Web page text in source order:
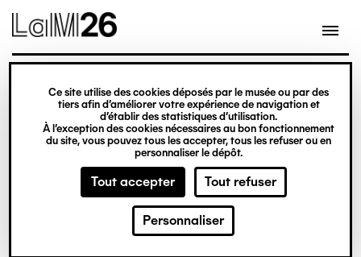
Gestion des cookies
Ce site utilise des cookies déposés par le musée ou par des
tiers afin d’améliorer votre expérience de navigation et
d’établir des statistiques d’utilisation.
À l’exception des cookies nécessaires au bon fonctionnement
du site, vous pouvez tous les accepter, tous les refuser ou en
personnaliser le dépôt.
Tout accepter Tout refuser
Personnaliser
contenu